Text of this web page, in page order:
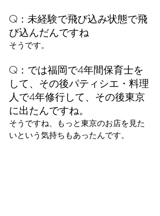
Q：未経験で飛び込み状態で飛
び込んだんですね
そうです。
Q：では福岡で4年間保育士を
して、その後パティシエ・料理
人で4年修行して、その後東京
に出たんですね。
そうですね、もっと東京のお店を見た
いという気持ちもあったんです。